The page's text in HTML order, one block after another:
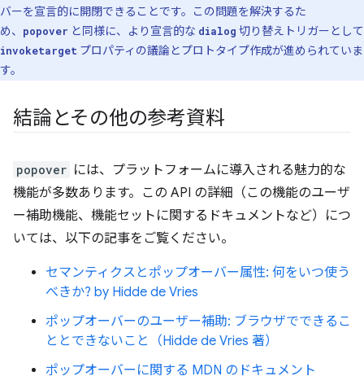
バーを宣言的に開閉できることです。この問題を解決するた
め、
popover と同様に、より宣言的な dialog 切り替えトリガーとして
invoketarget プロパティの議論とプロトタイプ作成が進められていま
す。
結論とその他の参考資料
popover には、プラットフォームに導入される魅力的な
機能が多数あります。この API の詳細（この機能のユーザ
ー補助機能、機能セットに関するドキュメントなど）につ
いては、以下の記事をご覧ください。
セマンティクスとポップオーバー属性: 何をいつ使う
べきか? by Hidde de Vries
ポップオーバーのユーザー補助: ブラウザでできるこ
ととできないこと（Hidde de Vries 著）
ポップオーバーに関する MDN のドキュメント